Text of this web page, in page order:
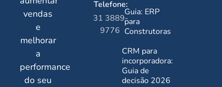
vendas
e
melhorar
a
performance
do seu
Telefone:
31 3889-
9776
Guia: ERP
para
Construtoras
CRM para
incorporadora:
Guia de
decisão 2026